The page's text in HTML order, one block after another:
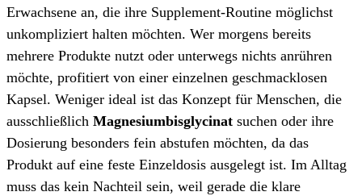
Erwachsene an, die ihre Supplement-Routine möglichst
unkompliziert halten möchten. Wer morgens bereits
mehrere Produkte nutzt oder unterwegs nichts anrühren
möchte, profitiert von einer einzelnen geschmacklosen
Kapsel. Weniger ideal ist das Konzept für Menschen, die
ausschließlich Magnesiumbisglycinat suchen oder ihre
Dosierung besonders fein abstufen möchten, da das
Produkt auf eine feste Einzeldosis ausgelegt ist. Im Alltag
muss das kein Nachteil sein, weil gerade die klare